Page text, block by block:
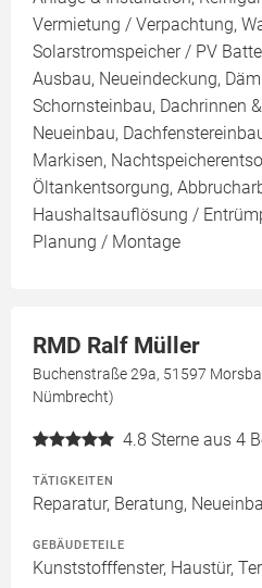
Vermietung / Verpachtung,
Solarstromspeicher / PV
Ausbau, Neueindeckung,
Schornsteinbau, Dachrinnen
Neueinbau,
Markisen,
Öltankentsorgung,
Haushaltsauflösung /
Planung / Montage
RMD Ralf Müller
Buchenstraße 29a, 51597
Nümbrecht)
4.8 Sterne aus 4
TÄTIGKEITEN
Reparatur, Beratung,
GEBÄUDETEILE
Kunststofffenster, Haustür,